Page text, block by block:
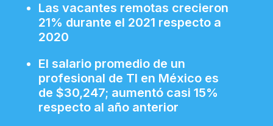
Las vacantes remotas crecieron
21% durante el 2021 respecto a
2020
El salario promedio de un
profesional de TI en México es
de $30,247; aumentó casi 15%
respecto al año anterior